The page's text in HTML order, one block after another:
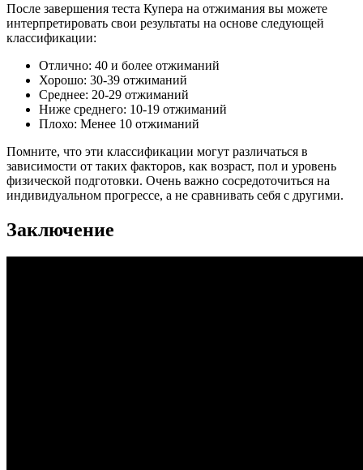
После завершения теста Купера на отжимания вы можете
интерпретировать свои результаты на основе следующей
классификации:
Отлично: 40 и более отжиманий
Хорошо: 30-39 отжиманий
Среднее: 20-29 отжиманий
Ниже среднего: 10-19 отжиманий
Плохо: Менее 10 отжиманий
Помните, что эти классификации могут различаться в
зависимости от таких факторов, как возраст, пол и уровень
физической подготовки. Очень важно сосредоточиться на
индивидуальном прогрессе, а не сравнивать себя с другими.
Заключение